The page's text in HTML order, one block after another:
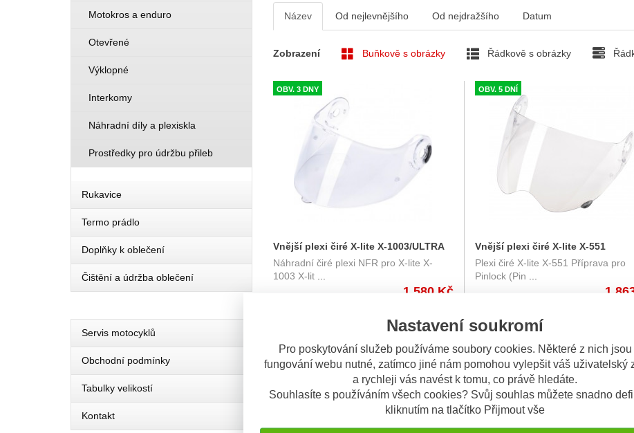
Nastavení soukromí
Pro poskytování služeb používáme soubory cookies. Některé z nich jsou
fungování webu nutné, zatímco jiné nám pomohou vylepšit váš uživatelský
a rychleji vás navést k tomu, co právě hledáte.
Souhlasíte s používáním všech cookies? Svůj souhlas můžete snadno
kliknutím na tlačítko Přijmout vše
Název Od nejlevnějšího Od nejdražšího Datum
Zobrazení Buňkově s obrázky Řádkově s obrázky
OBV. 3 DNY
Vnější plexi čiré X-lite X-1003/ULTRA
X-1004/ULTRA NFR
Náhradní čiré plexi NFR pro X-lite X-
1003 X-lit...
1.580 Kč
OBV. 5 DNÍ
Vnější plexi čiré X-lite X-551
Plexi čiré X-lite X-551 Příprava pro
Pinlock (Pin ...
NA DOTAZ
Motokros a enduro
Otevřené
Výklopné
Interkomy
Náhradní díly a plexiskla
Prostředky pro údržbu přileb
Rukavice
Termo prádlo
Doplňky k oblečení
Čištění a údržba oblečení
Servis motocyklů
Obchodní podmínky
Tabulky velikostí
Kontakt